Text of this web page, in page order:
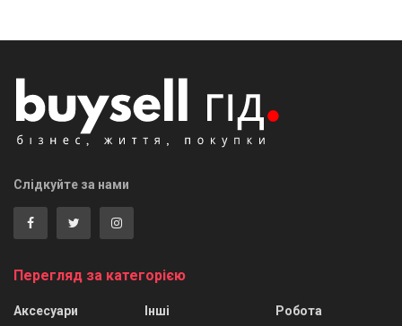
Слідкуйте за нами
Перегляд за категорією
Аксесуари
Інші
Робота